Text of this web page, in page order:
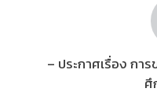
– ประกาศเรื่อง กา
ศึ